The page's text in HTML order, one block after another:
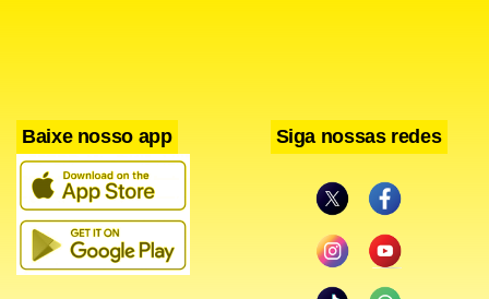
Facebook
WhatsApp
LinkedIn Telegram
Share
Baixe nosso app Siga nossas redes